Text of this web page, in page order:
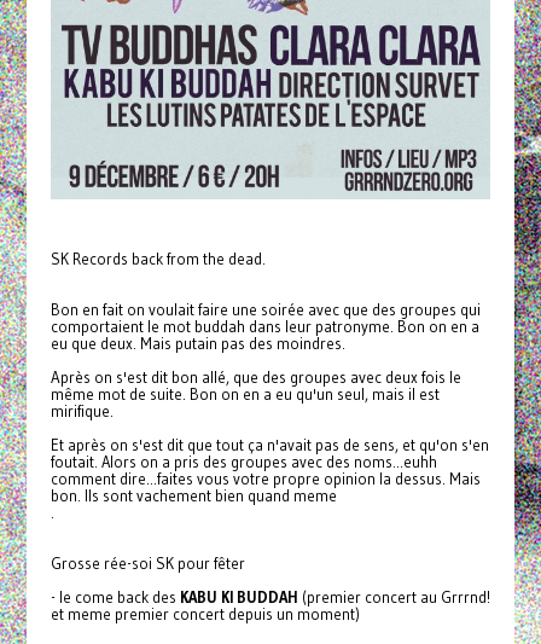
SK Records back from the dead.
Bon en fait on voulait faire une soirée avec que des groupes qui
comportaient le mot buddah dans leur patronyme. Bon on en a
eu que deux. Mais putain pas des moindres.
Après on s'est dit bon allé, que des groupes avec deux fois le
même mot de suite. Bon on en a eu qu'un seul, mais il est
mirifique.
Et après on s'est dit que tout ça n'avait pas de sens, et qu'on s'en
foutait. Alors on a pris des groupes avec des noms...euhh
comment dire...faites vous votre propre opinion la dessus. Mais
bon. Ils sont vachement bien quand meme
Grosse rée-soi SK pour fêter
- le come back des KABU KI BUDDAH (premier concert au Grrrnd!
et meme premier concert depuis un moment)